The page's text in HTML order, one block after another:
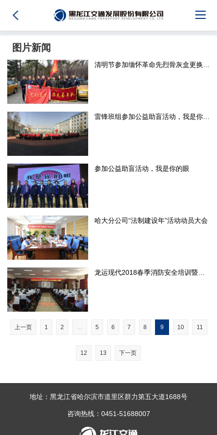
图片新闻
雷锋班组参加公益助盲活动，我是你的眼
参加公益助盲活动，我是你的眼
哈大分公司“法制建设年”活动动员大会
龙运现代2018春季消防安全培训暨防火演练.jpg
上一页 1 2 ... 5 6 7 8 9 10 11
12 13 下一页
地址：黑龙江省哈尔滨市道里区群力第五大道1688号
咨询热线：0451-51688007